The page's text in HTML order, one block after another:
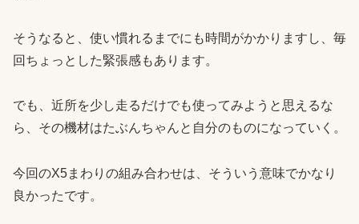
そうなると、使い慣れるまでにも時間がかかりますし、毎
回ちょっとした緊張感もあります。
でも、近所を少し走るだけでも使ってみようと思えるな
ら、その機材はたぶんちゃんと自分のものになっていく。
今回のX5まわりの組み合わせは、そういう意味でかなり
良かったです。